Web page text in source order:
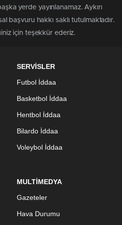
yerde yayınlanamaz. Aykırı
başvuru hakkı saklı tutulmaktadır.
için teşekkür ederiz.
SERVİSLER
Futbol İddaa
Basketbol İddaa
Hentbol İddaa
Bilardo İddaa
Voleybol İddaa
MULTİMEDYA
Gazeteler
Hava Durumu